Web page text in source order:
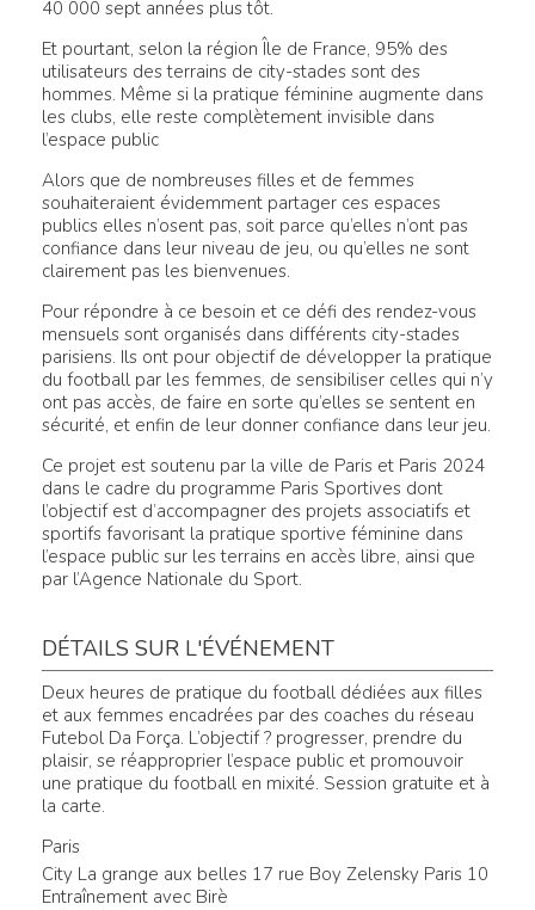
40 000 sept années plus tôt.
Et pourtant, selon la région Île de France, 95% des
utilisateurs des terrains de city-stades sont des
hommes. Même si la pratique féminine augmente dans
les clubs, elle reste complètement invisible dans
l’espace public
Alors que de nombreuses filles et de femmes
souhaiteraient évidemment partager ces espaces
publics elles n’osent pas, soit parce qu’elles n’ont pas
confiance dans leur niveau de jeu, ou qu’elles ne sont
clairement pas les bienvenues.
Pour répondre à ce besoin et ce défi des rendez-vous
mensuels sont organisés dans différents city-stades
parisiens. Ils ont pour objectif de développer la pratique
du football par les femmes, de sensibiliser celles qui n’y
ont pas accès, de faire en sorte qu’elles se sentent en
sécurité, et enfin de leur donner confiance dans leur jeu.
Ce projet est soutenu par la ville de Paris et Paris 2024
dans le cadre du programme Paris Sportives dont
l’objectif est d’accompagner des projets associatifs et
sportifs favorisant la pratique sportive féminine dans
l’espace public sur les terrains en accès libre, ainsi que
par l’Agence Nationale du Sport.
DÉTAILS SUR L'ÉVÉNEMENT
Deux heures de pratique du football dédiées aux filles
et aux femmes encadrées par des coaches du réseau
Futebol Da Força. L’objectif ? progresser, prendre du
plaisir, se réapproprier l’espace public et promouvoir
une pratique du football en mixité. Session gratuite et à
la carte.
Paris
City La grange aux belles 17 rue Boy Zelensky Paris 10
Entraînement avec Birè